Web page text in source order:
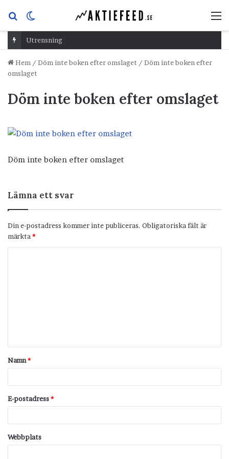
Sök
efterskin
Utrensning
Hem / Döm inte boken efter omslaget / Döm inte boken efter
omslaget
Döm inte boken efter omslaget
Döm inte boken efter omslaget
Lämna ett svar
Din e-postadress kommer inte publiceras. Obligatoriska fält är
märkta *
t
a
Namn*
E-postadress*
Webbplats